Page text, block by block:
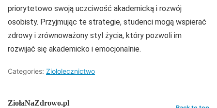
priorytetowo swoją uczciwość akademicką i rozwój
osobisty. Przyjmując te strategie, studenci mogą wspierać
zdrowy i zrównoważony styl życia, który pozwoli im
rozwijać się akademicko i emocjonalnie.
Categories: Ziołolecznictwo
ZiołaNaZdrowo.pl